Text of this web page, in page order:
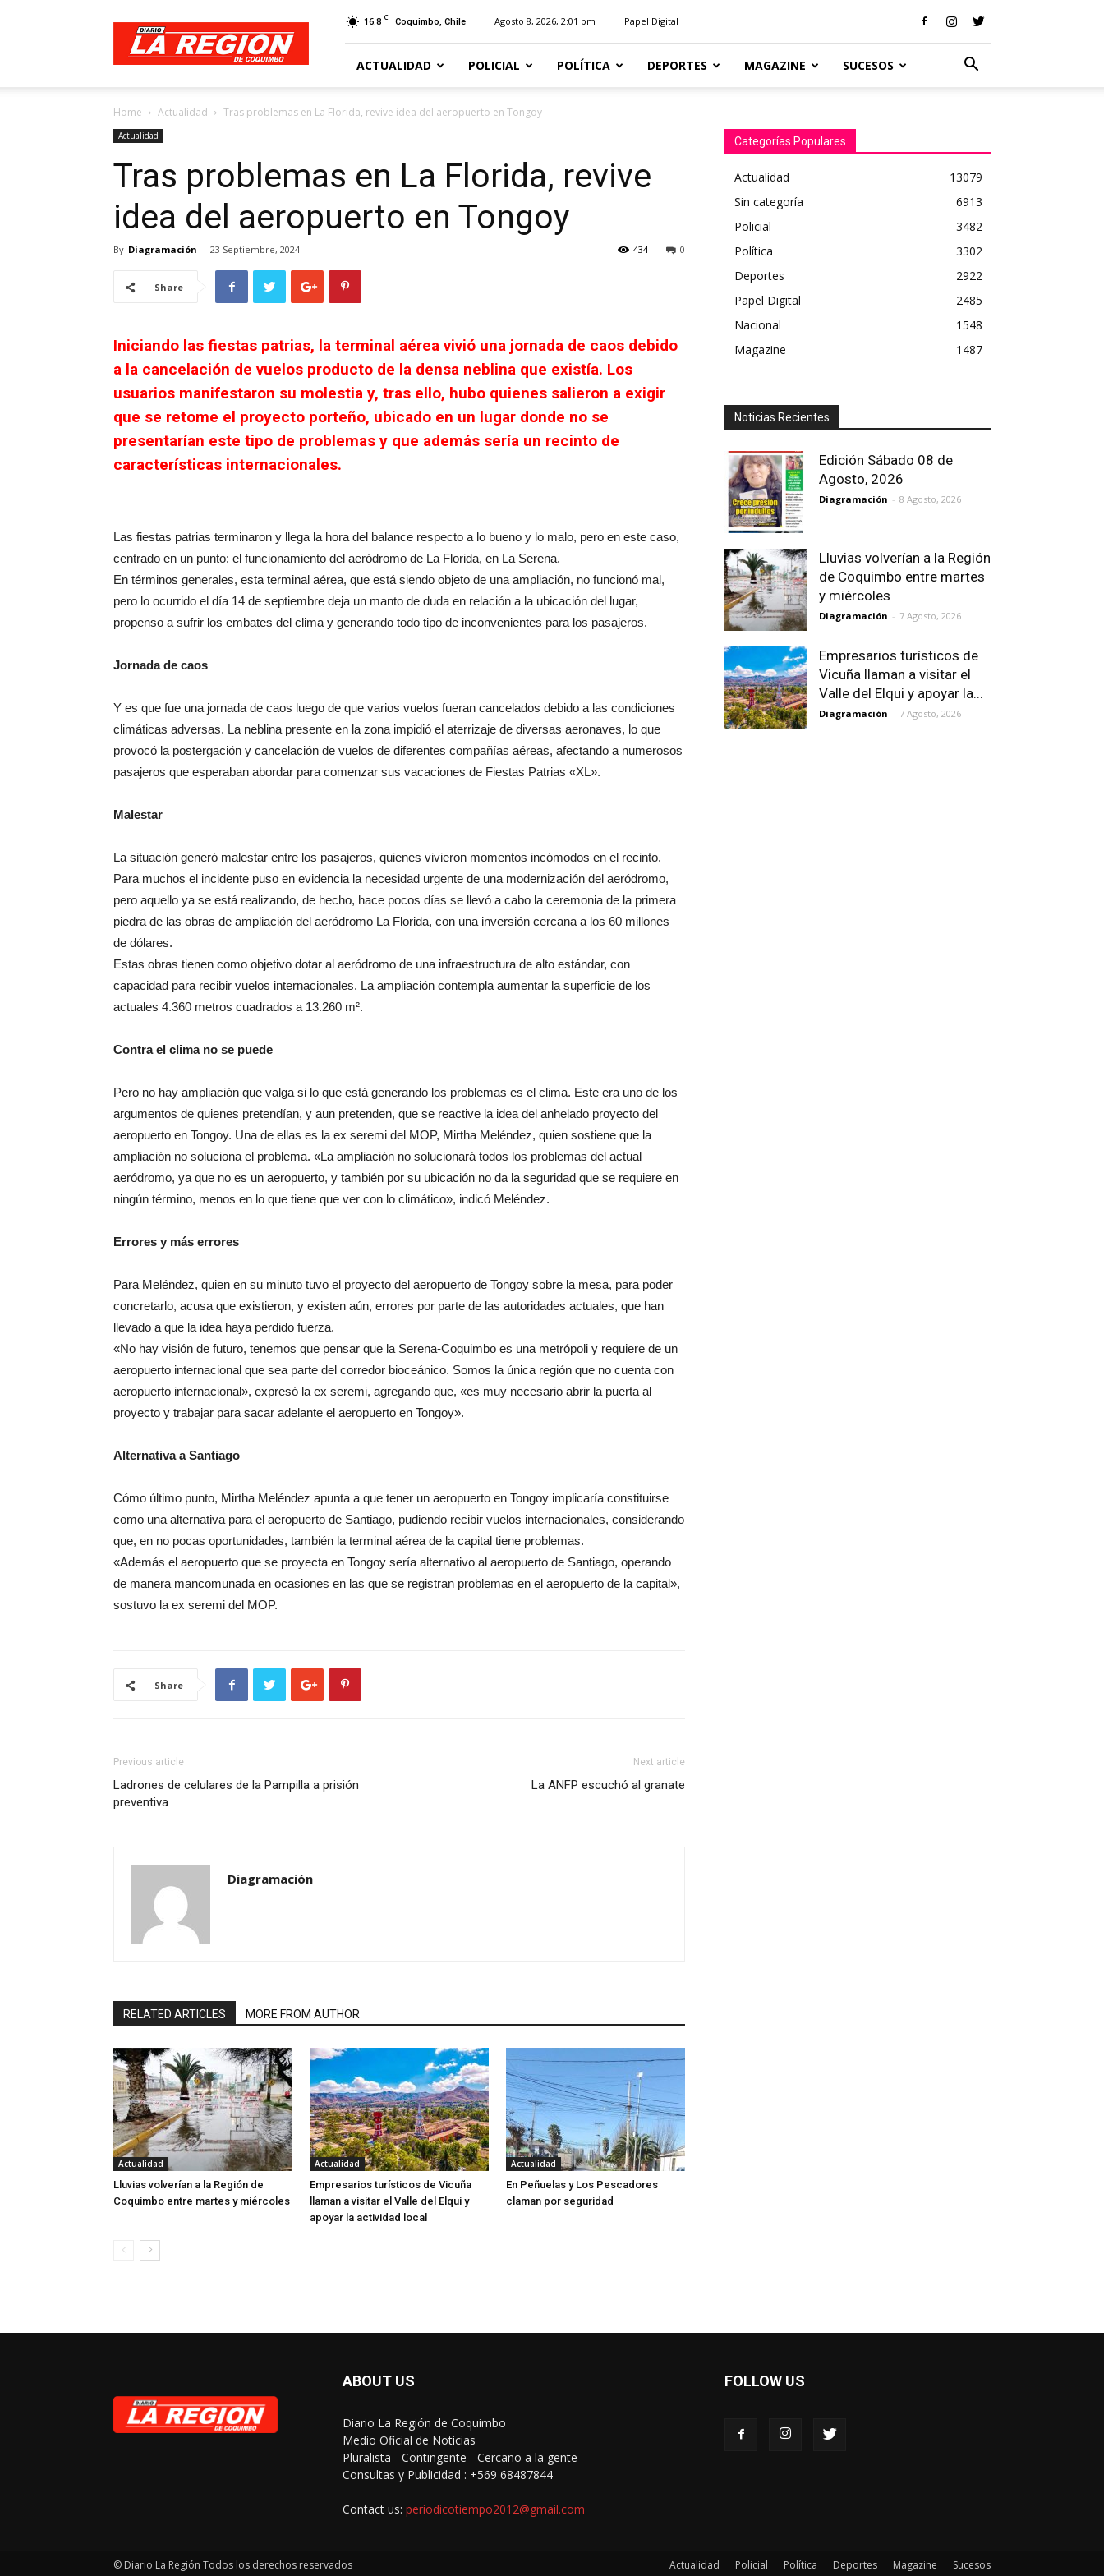
Diario
Región
16.8 C Coquimbo, Chile Agosto 8, 2026, 2:01 pm Papel Digital
ACTUALIDAD POLICIAL POLÍTICA DEPORTES MAGAZINE SUCESOS
Home Actualidad Tras problemas en La Florida, revive idea del aeropuerto en Tongoy
Actualidad
Tras problemas en La Florida, revive
idea del aeropuerto en Tongoy
By Diagramación - 23 Septiembre, 2024 0
434
Share
Iniciando las fiestas patrias, la terminal aérea vivió una jornada de caos debido
a la cancelación de vuelos producto de la densa neblina que existía. Los
usuarios manifestaron su molestia y, tras ello, hubo quienes salieron a exigir
que se retome el proyecto porteño, ubicado en un lugar donde no se
presentarían este tipo de problemas y que además sería un recinto de
características internacionales.
Las fiestas patrias terminaron y llega la hora del balance respecto a lo bueno y lo malo, pero en este caso,
centrado en un punto: el funcionamiento del aeródromo de La Florida, en La Serena.
En términos generales, esta terminal aérea, que está siendo objeto de una ampliación, no funcionó mal,
pero lo ocurrido el día 14 de septiembre deja un manto de duda en relación a la ubicación del lugar,
propenso a sufrir los embates del clima y generando todo tipo de inconvenientes para los pasajeros.
Jornada de caos
Y es que fue una jornada de caos luego de que varios vuelos fueran cancelados debido a las condiciones
climáticas adversas. La neblina presente en la zona impidió el aterrizaje de diversas aeronaves, lo que
provocó la postergación y cancelación de vuelos de diferentes compañías aéreas, afectando a numerosos
pasajeros que esperaban abordar para comenzar sus vacaciones de Fiestas Patrias «XL».
Malestar
La situación generó malestar entre los pasajeros, quienes vivieron momentos incómodos en el recinto.
Para muchos el incidente puso en evidencia la necesidad urgente de una modernización del aeródromo,
pero aquello ya se está realizando, de hecho, hace pocos días se llevó a cabo la ceremonia de la primera
piedra de las obras de ampliación del aeródromo La Florida, con una inversión cercana a los 60 millones
de dólares.
Estas obras tienen como objetivo dotar al aeródromo de una infraestructura de alto estándar, con
capacidad para recibir vuelos internacionales. La ampliación contempla aumentar la superficie de los
actuales 4.360 metros cuadrados a 13.260 m².
Contra el clima no se puede
Pero no hay ampliación que valga si lo que está generando los problemas es el clima. Este era uno de los
argumentos de quienes pretendían, y aun pretenden, que se reactive la idea del anhelado proyecto del
aeropuerto en Tongoy. Una de ellas es la ex seremi del MOP, Mirtha Meléndez, quien sostiene que la
ampliación no soluciona el problema. «La ampliación no solucionará todos los problemas del actual
aeródromo, ya que no es un aeropuerto, y también por su ubicación no da la seguridad que se requiere en
ningún término, menos en lo que tiene que ver con lo climático», indicó Meléndez.
Errores y más errores
Para Meléndez, quien en su minuto tuvo el proyecto del aeropuerto de Tongoy sobre la mesa, para poder
concretarlo, acusa que existieron, y existen aún, errores por parte de las autoridades actuales, que han
llevado a que la idea haya perdido fuerza.
«No hay visión de futuro, tenemos que pensar que la Serena-Coquimbo es una metrópoli y requiere de un
aeropuerto internacional que sea parte del corredor bioceánico. Somos la única región que no cuenta con
aeropuerto internacional», expresó la ex seremi, agregando que, «es muy necesario abrir la puerta al
proyecto y trabajar para sacar adelante el aeropuerto en Tongoy».
Alternativa a Santiago
Cómo último punto, Mirtha Meléndez apunta a que tener un aeropuerto en Tongoy implicaría constituirse
como una alternativa para el aeropuerto de Santiago, pudiendo recibir vuelos internacionales, considerando
que, en no pocas oportunidades, también la terminal aérea de la capital tiene problemas.
«Además el aeropuerto que se proyecta en Tongoy sería alternativo al aeropuerto de Santiago, operando
de manera mancomunada en ocasiones en las que se registran problemas en el aeropuerto de la capital»,
sostuvo la ex seremi del MOP.
Share
Previous article
Ladrones de celulares de la Pampilla a prisión
preventiva
Next article
La ANFP escuchó al granate
Diagramación
RELATED ARTICLES MORE FROM AUTHOR
Actualidad
Lluvias volverían a la Región de
Coquimbo entre martes y miércoles
Actualidad
Empresarios turísticos de Vicuña
llaman a visitar el Valle del Elqui y
apoyar la actividad local
Actualidad
En Peñuelas y Los Pescadores
claman por seguridad
Categorías Populares
Actualidad
13079
Sin categoría
6913
Policial
3482
Política
3302
Deportes
2922
Papel Digital
2485
Nacional
1548
Magazine
1487
Noticias Recientes
Edición Sábado 08 de
Agosto, 2026
Diagramación - 8 Agosto, 2026
Lluvias volverían a la Región
de Coquimbo entre martes
y miércoles
Diagramación - 7 Agosto, 2026
Empresarios turísticos de
Vicuña llaman a visitar el
Valle del Elqui y apoyar la...
Diagramación - 7 Agosto, 2026
ABOUT US
Diario La Región de Coquimbo
Medio Oficial de Noticias
Pluralista - Contingente - Cercano a la gente
Consultas y Publicidad : +569 68487844
Contact us: periodicotiempo2012@gmail.com
FOLLOW US
Actualidad Policial Política Deportes Magazine Sucesos
© Diario La Región Todos los derechos reservados